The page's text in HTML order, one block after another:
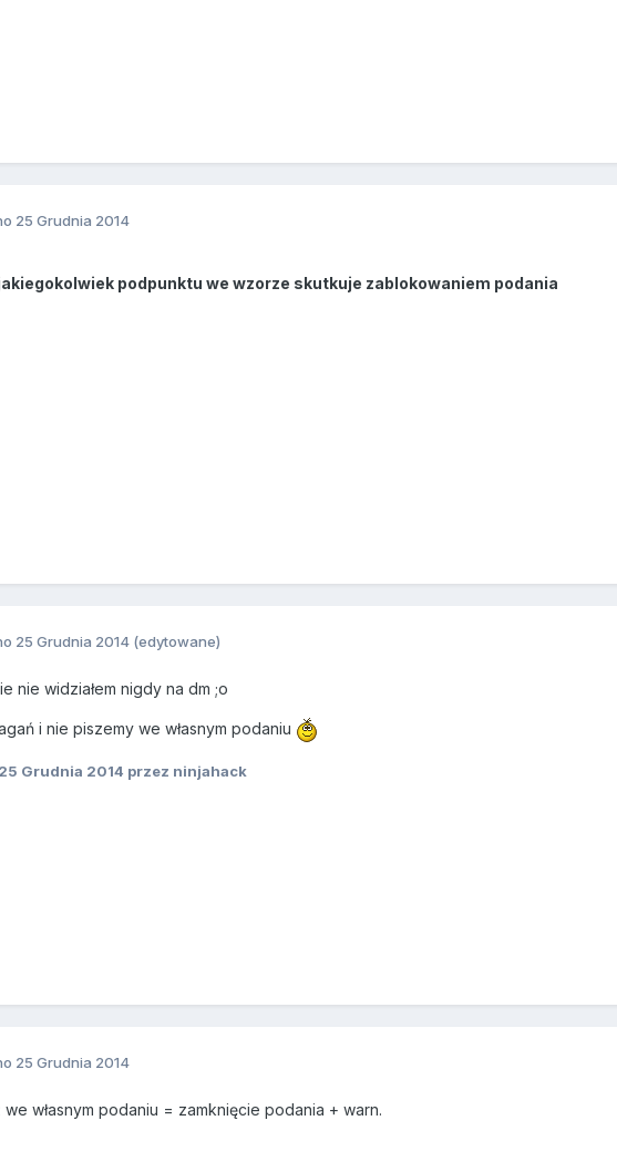
25 Grudnia 2014
podpunktu we wzorze skutkuje zablokowaniem podania
25 Grudnia 2014 (edytowane)
nie widziałem nigdy na dm ;o
i nie piszemy we własnym podaniu
25 Grudnia 2014 przez ninjahack
25 Grudnia 2014
własnym podaniu = zamknięcie podania + warn.